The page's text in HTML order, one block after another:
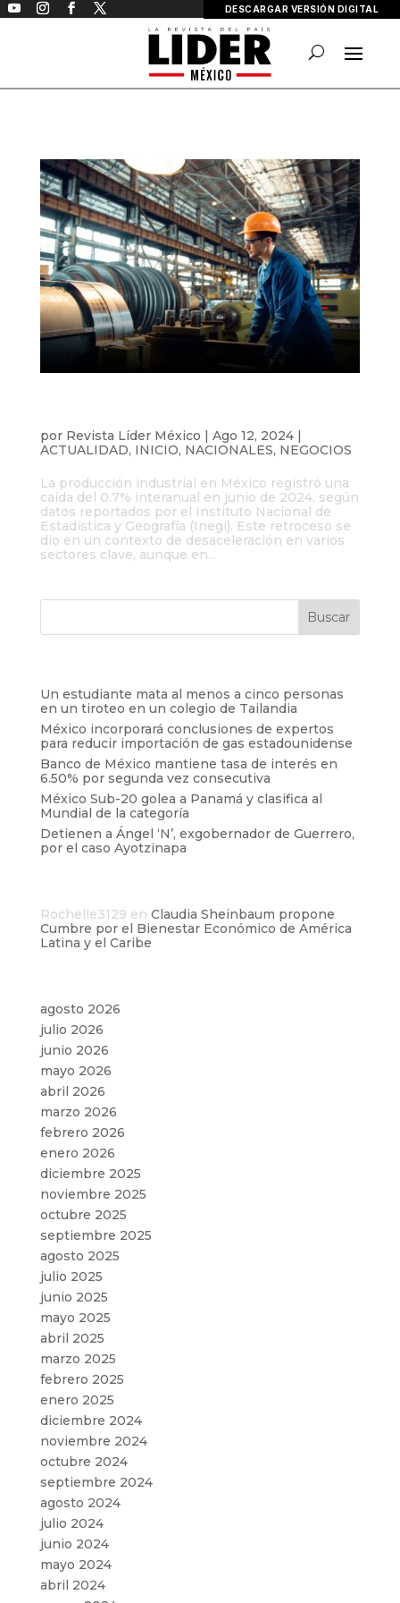
DESCARGAR VERSIÓN DIGITAL
por Revista Líder México | Ago 12, 2024|
ACTUALIDAD, INICIO, NACIONALES, NEGOCIOS
La producción industrial en México registró una
caída del 0.7% interanual en junio de 2024, según
datos reportados por el Instituto Nacional de
Estadística y Geografía (Inegi). Este retroceso se
dio en un contexto de desaceleración en varios
sectores clave, aunque en...
Un estudiante mata al menos a cinco personas
en un tiroteo en un colegio de Tailandia
México incorporará conclusiones de expertos
para reducir importación de gas estadounidense
Banco de México mantiene tasa de interés en
6.50% por segunda vez consecutiva
México Sub-20 golea a Panamá y clasifica al
Mundial de la categoría
Detienen a Ángel ‘N’, exgobernador de Guerrero,
por el caso Ayotzinapa
Rochelle3129 en Claudia Sheinbaum propone
Cumbre por el Bienestar Económico de América
Latina y el Caribe
agosto 2026
julio 2026
junio 2026
mayo 2026
abril 2026
marzo 2026
febrero 2026
enero 2026
diciembre 2025
noviembre 2025
octubre 2025
septiembre 2025
agosto 2025
julio 2025
junio 2025
mayo 2025
abril 2025
marzo 2025
febrero 2025
enero 2025
diciembre 2024
noviembre 2024
octubre 2024
septiembre 2024
agosto 2024
julio 2024
junio 2024
mayo 2024
abril 2024